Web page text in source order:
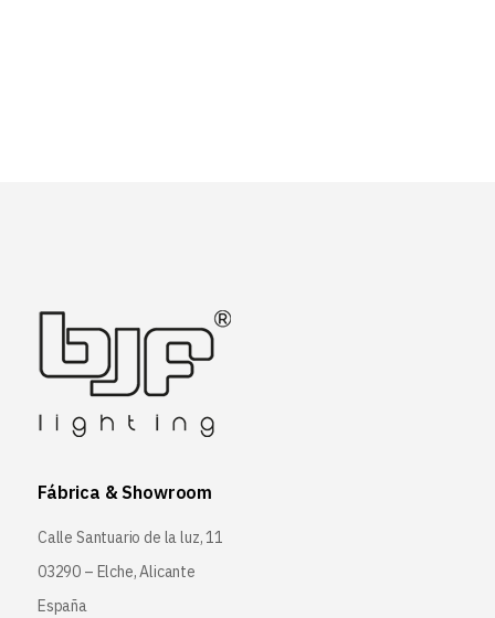
Fábrica & Showroom
Calle Santuario de la luz, 11
03290 – Elche, Alicante
España